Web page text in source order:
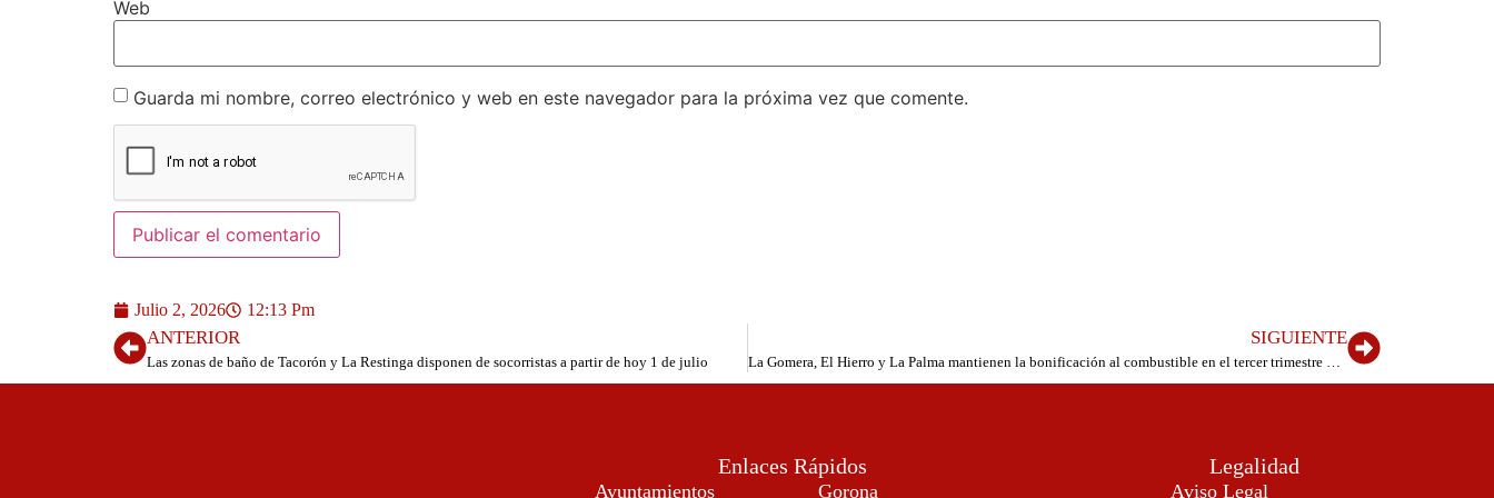
Web
Guarda mi nombre, correo electrónico y web en este navegador para la próxima vez que comente.
Julio 2, 2026 12:13 Pm
ANTERIOR
Las zonas de baño de Tacorón y La Restinga disponen de socorristas a partir de hoy 1 de julio
SIGUIENTE
Enlaces Rápidos
Ayuntamientos Gorona
Legalidad
Aviso Legal